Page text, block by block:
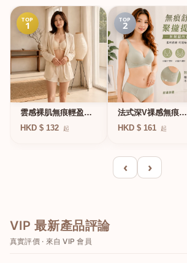
TOP
1
雲感裸肌無痕輕盈無
鋼圈內衣
HKD $ 132 起
TOP
2
法式深V祼感無痕果
凍軟支撐條無鋼圈內
HKD $ 161 起
‹ ›
VIP 最新產品評論
真實評價 · 來自 VIP 會員